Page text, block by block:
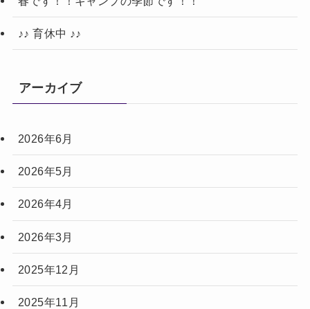
♪♪ 育休中 ♪♪
アーカイブ
2026年6月
2026年5月
2026年4月
2026年3月
2025年12月
2025年11月